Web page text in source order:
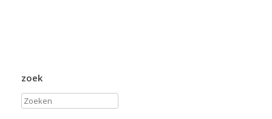
zoek
Zoeken